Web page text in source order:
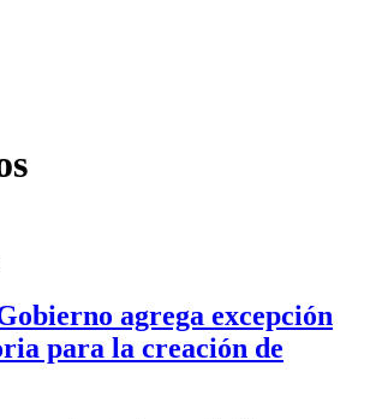
agrega excepción
para la creación de